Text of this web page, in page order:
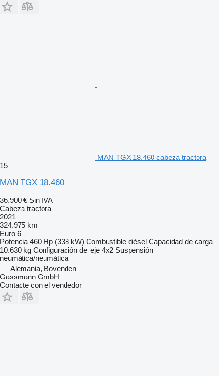
MAN TGX 18.460 cabeza tractora
15
MAN TGX 18.460
36.900 € Sin IVA
Cabeza tractora
2021
324.975 km
Euro 6
Potencia 460 Hp (338 kW) Combustible diésel Capacidad de carga
10.630 kg Configuración del eje 4x2 Suspensión
neumática/neumática
Alemania, Bovenden
Gassmann GmbH
Contacte con el vendedor